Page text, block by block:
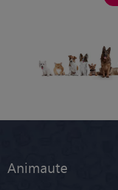
Animaute